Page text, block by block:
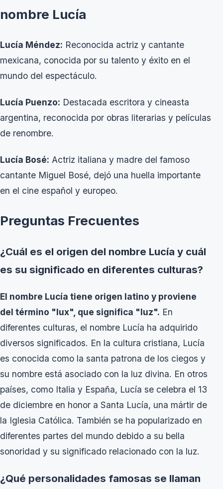
nombre Lucía
Lucía Méndez: Reconocida actriz y cantante
mexicana, conocida por su talento y éxito en el
mundo del espectáculo.
Lucía Puenzo: Destacada escritora y cineasta
argentina, reconocida por obras literarias y películas
de renombre.
Lucía Bosé: Actriz italiana y madre del famoso
cantante Miguel Bosé, dejó una huella importante
en el cine español y europeo.
Preguntas Frecuentes
¿Cuál es el origen del nombre Lucía y cuál
es su significado en diferentes culturas?
El nombre Lucía tiene origen latino y proviene
del término "lux", que significa "luz". En
diferentes culturas, el nombre Lucía ha adquirido
diversos significados. En la cultura cristiana, Lucía
es conocida como la santa patrona de los ciegos y
su nombre está asociado con la luz divina. En otros
países, como Italia y España, Lucía se celebra el 13
de diciembre en honor a Santa Lucía, una mártir de
la Iglesia Católica. También se ha popularizado en
diferentes partes del mundo debido a su bella
sonoridad y su significado relacionado con la luz.
¿Qué personalidades famosas se llaman